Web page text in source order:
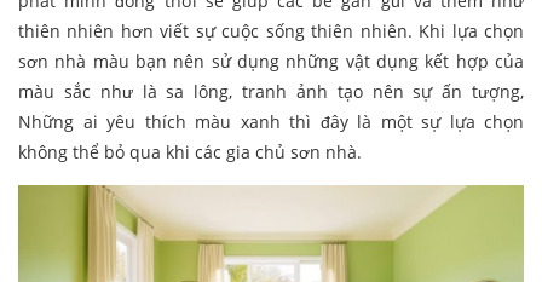
thiên nhiên hơn viết sự cuộc sống thiên nhiên. Khi lựa chọn
sơn nhà màu bạn nên sử dụng những vật dụng kết hợp của
màu sắc như là sa lông, tranh ảnh tạo nên sự ấn tượng,
Những ai yêu thích màu xanh thì đây là một sự lựa chọn
không thể bỏ qua khi các gia chủ sơn nhà.